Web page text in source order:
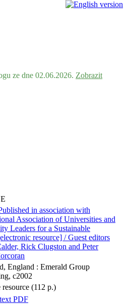
ze dne 02.06.2026. Zobrazit
in association with
Association of Universities and
Leaders for a Sustainable
resource] / Guest editors
Rick Clugston and Peter
England : Emerald Group
c2002
resource (112 p.)
PDF